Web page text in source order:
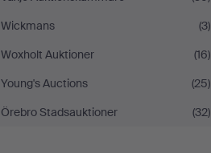
Wickmans
(3)
Woxholt Auktioner
(16)
Young's Auctions
(25)
Örebro Stadsauktioner
(32)